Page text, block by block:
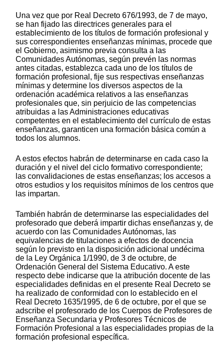
Una vez que por Real Decreto 676/1993, de 7 de mayo,
se han fijado las directrices generales para el
establecimiento de los títulos de formación profesional y
sus correspondientes enseñanzas mínimas, procede que
el Gobierno, asimismo previa consulta a las
Comunidades Autónomas, según prevén las normas
antes citadas, establezca cada uno de los títulos de
formación profesional, fije sus respectivas enseñanzas
mínimas y determine los diversos aspectos de la
ordenación académica relativos a las enseñanzas
profesionales que, sin perjuicio de las competencias
atribuidas a las Administraciones educativas
competentes en el establecimiento del currículo de estas
enseñanzas, garanticen una formación básica común a
todos los alumnos.
A estos efectos habrán de determinarse en cada caso la
duración y el nivel del ciclo formativo correspondiente;
las convalidaciones de estas enseñanzas; los accesos a
otros estudios y los requisitos mínimos de los centros que
las impartan.
También habrán de determinarse las especialidades del
profesorado que deberá impartir dichas enseñanzas y, de
acuerdo con las Comunidades Autónomas, las
equivalencias de titulaciones a efectos de docencia
según lo previsto en la disposición adicional undécima
de la Ley Orgánica 1/1990, de 3 de octubre, de
Ordenación General del Sistema Educativo. A este
respecto debe indicarse que la atribución docente de las
especialidades definidas en el presente Real Decreto se
ha realizado de conformidad con lo establecido en el
Real Decreto 1635/1995, de 6 de octubre, por el que se
adscribe el profesorado de los Cuerpos de Profesores de
Enseñanza Secundaria y Profesores Técnicos de
Formación Profesional a las especialidades propias de la
formación profesional específica.